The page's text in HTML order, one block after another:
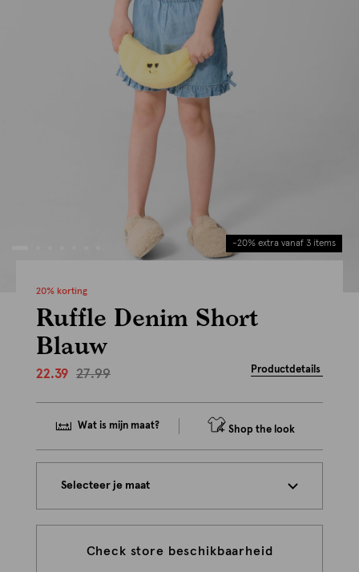
-20% extra vanaf 3 items
20% korting
Ruffle Denim Short
Blauw
22.39 27.99 Productdetails
Wat is mijn maat? Shop the look
Selecteer je maat
Check store beschikbaarheid